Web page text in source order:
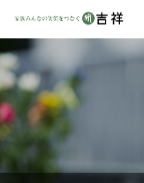
商品ラインナップ
墓地・霊園を探す
吉祥の特徴